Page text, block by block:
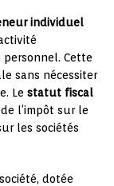
individuel
Cette
sans nécessiter
Le statut fiscal
l’impôt sur le
les sociétés
dotée